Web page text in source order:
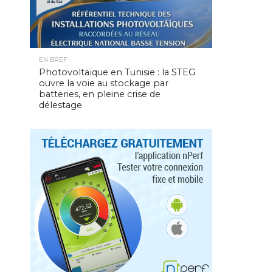
EN BREF
Photovoltaïque en Tunisie : la STEG
ouvre la voie au stockage par
batteries, en pleine crise de
délestage